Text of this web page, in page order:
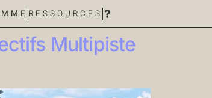
RESSOURCES
Multipiste